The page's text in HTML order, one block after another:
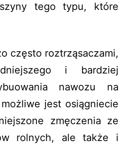
tego typu, które
często roztrząsaczami,
i bardziej
nawozu na
jest osiągniecie
zmęczenia ze
rolnych, ale także i